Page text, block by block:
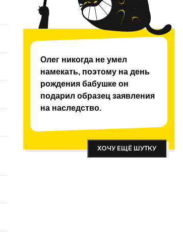
Олег никогда не умел
намекать, поэтому на день
рождения бабушке он
подарил образец заявления
на наследство.
ХОЧУ ЕЩЁ ШУТКУ